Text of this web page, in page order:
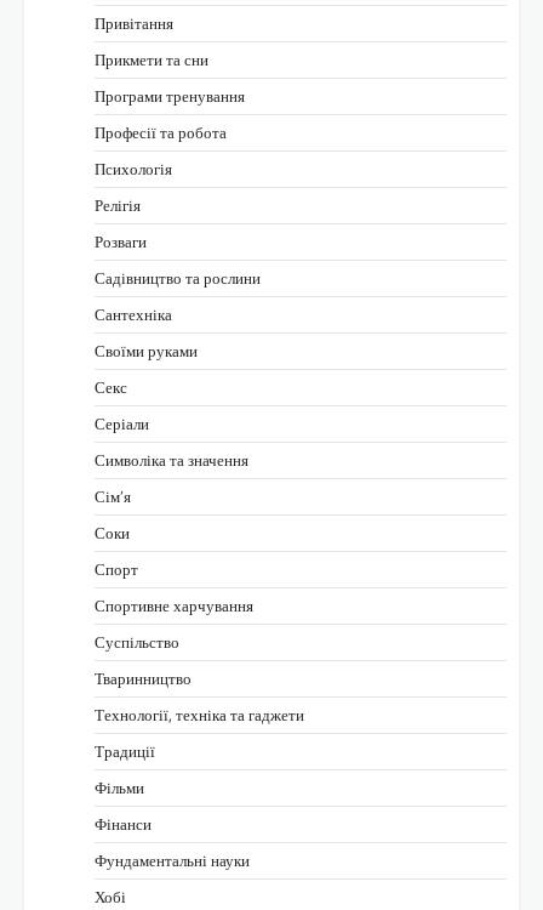
Привітання
Прикмети та сни
Програми тренування
Професії та робота
Психологія
Релігія
Розваги
Садівництво та рослини
Сантехніка
Своїми руками
Секс
Серіали
Символіка та значення
Сім’я
Соки
Спорт
Спортивне харчування
Суспільство
Тваринництво
Технології, техніка та гаджети
Традиції
Фільми
Фінанси
Фундаментальні науки
Хобі